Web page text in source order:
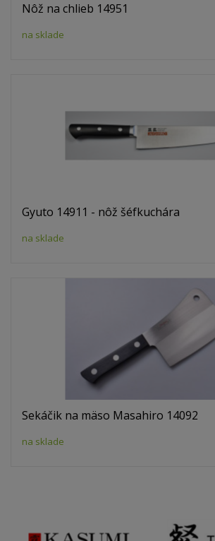
Nôž na chlieb 14951
na sklade
Gyuto 14911 - nôž šéfkuchára
na sklade
Sekáčik na mäso Masahiro 14092
na sklade